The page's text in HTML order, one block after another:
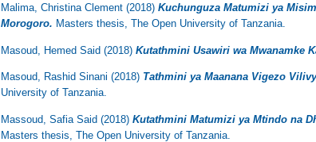
Malima, Christina Clement (2018)Kuchunguza Matumizi ya
Morogoro. Masters thesis, The Open University of Tanzania.
Masoud, Hemed Said (2018)Kutathmini Usawiri wa Mwanamke
Masoud, Rashid Sinani (2018) Tathmini ya Maanana Vigezo
University of Tanzania.
Massoud, Safia Said (2018)Kutathmini Matumizi ya Mtindo na
Masters thesis, The Open University of Tanzania.